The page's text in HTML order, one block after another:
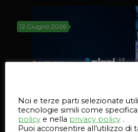
12 Giugno 2026
Noi e terze parti selezionate
tecnologie simili come
policy e nella privacy policy .
Puoi acconsentire all’utilizzo di